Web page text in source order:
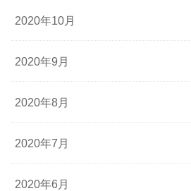
2020年10月
2020年9月
2020年8月
2020年7月
2020年6月